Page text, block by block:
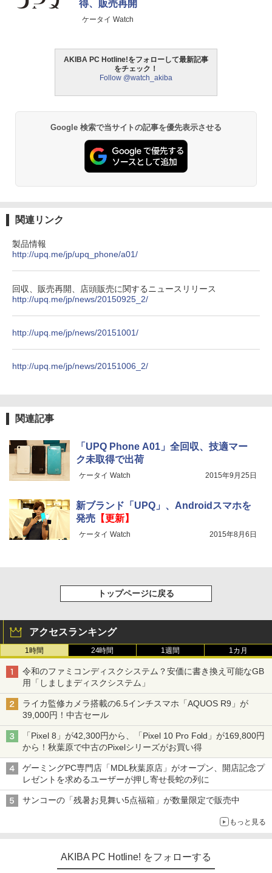
得、販売再開
ケータイ Watch
AKIBA PC Hotline!をフォローして最新記事
をチェック！
Follow @watch_akiba
Google 検索で当サイトの記事を優先表示させる
関連リンク
製品情報
http://upq.me/jp/upq_phone/a01/
回収、販売再開、店頭販売に関するニュースリリース
http://upq.me/jp/news/20150925_2/
http://upq.me/jp/news/20151001/
http://upq.me/jp/news/20151006_2/
関連記事
「UPQ Phone A01」全回収、技適マー
ク未取得で出荷
ケータイ Watch 2015年9月25日
新ブランド「UPQ」、Androidスマホを
発売【更新】
ケータイ Watch 2015年8月6日
トップページに戻る
アクセスランキング
1時間 24時間 1週間 1カ月
令和のファミコンディスクシステム？安価に書き換え可能なGB
用「しましまディスクシステム」
ライカ監修カメラ搭載の6.5インチスマホ「AQUOS R9」が
39,000円！中古セール
「Pixel 8」が42,300円から、「Pixel 10 Pro Fold」が169,800円
から！秋葉原で中古のPixelシリーズがお買い得
ゲーミングPC専門店「MDL秋葉原店」がオープン、開店記念プ
レゼントを求めるユーザーが押し寄せ長蛇の列に
サンコーの「残暑お見舞い5点福箱」が数量限定で販売中
もっと見る
AKIBA PC Hotline! をフォローする